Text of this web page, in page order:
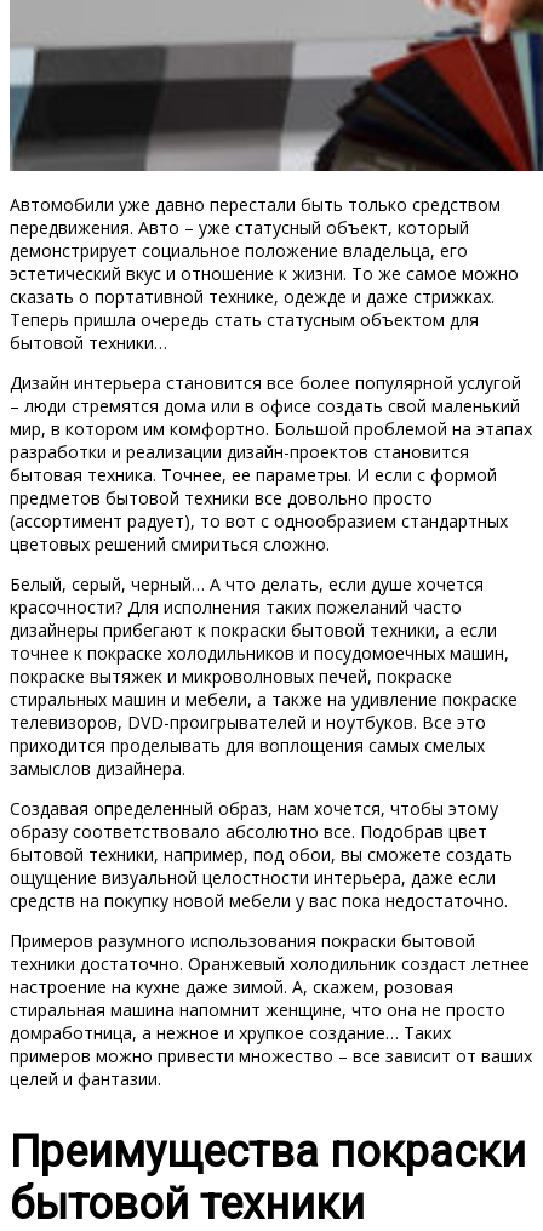
Автомобили уже давно перестали быть только средством
передвижения. Авто – уже статусный объект, который
демонстрирует социальное положение владельца, его
эстетический вкус и отношение к жизни. То же самое можно
сказать о портативной технике, одежде и даже стрижках.
Теперь пришла очередь стать статусным объектом для
бытовой техники…
Дизайн интерьера становится все более популярной услугой
– люди стремятся дома или в офисе создать свой маленький
мир, в котором им комфортно. Большой проблемой на этапах
разработки и реализации дизайн-проектов становится
бытовая техника. Точнее, ее параметры. И если с формой
предметов бытовой техники все довольно просто
(ассортимент радует), то вот с однообразием стандартных
цветовых решений смириться сложно.
Белый, серый, черный… А что делать, если душе хочется
красочности? Для исполнения таких пожеланий часто
дизайнеры прибегают к покраски бытовой техники, а если
точнее к покраске холодильников и посудомоечных машин,
покраске вытяжек и микроволновых печей, покраске
стиральных машин и мебели, а также на удивление покраске
телевизоров, DVD-проигрывателей и ноутбуков. Все это
приходится проделывать для воплощения самых смелых
замыслов дизайнера.
Создавая определенный образ, нам хочется, чтобы этому
образу соответствовало абсолютно все. Подобрав цвет
бытовой техники, например, под обои, вы сможете создать
ощущение визуальной целостности интерьера, даже если
средств на покупку новой мебели у вас пока недостаточно.
Примеров разумного использования покраски бытовой
техники достаточно. Оранжевый холодильник создаст летнее
настроение на кухне даже зимой. А, скажем, розовая
стиральная машина напомнит женщине, что она не просто
домработница, а нежное и хрупкое создание… Таких
примеров можно привести множество – все зависит от ваших
целей и фантазии.
Преимущества покраски
бытовой техники